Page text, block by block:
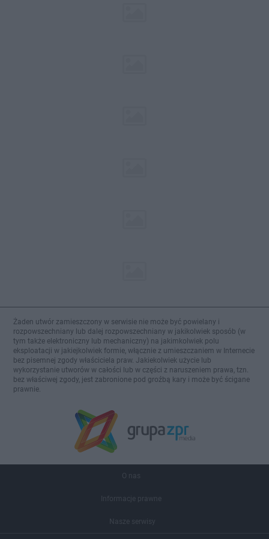
Żaden utwór zamieszczony w serwisie nie może być powielany i
rozpowszechniany lub dalej rozpowszechniany w jakikolwiek sposób (w
tym także elektroniczny lub mechaniczny) na jakimkolwiek polu
eksploatacji w jakiejkolwiek formie, włącznie z umieszczaniem w Internecie
bez pisemnej zgody właściciela praw. Jakiekolwiek użycie lub
wykorzystanie utworów w całości lub w części z naruszeniem prawa, tzn.
bez właściwej zgody, jest zabronione pod groźbą kary i może być ścigane
prawnie.
O nas
Informacje prawne
Nasze serwisy